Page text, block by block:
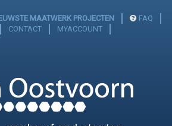
MAATWERK PROJECTEN
FAQ
CONTACT
MYACCOUNT